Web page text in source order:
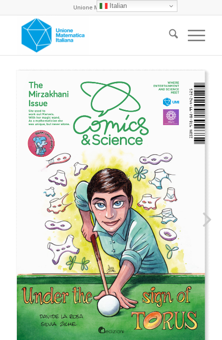
Unione Matematica Italiana
Italian